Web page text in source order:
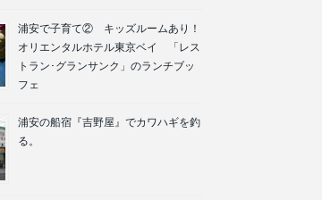
浦安で子育て② キッズルームあり！
オリエンタルホテル東京ベイ 「レス
トラン･グランサンク」のランチブッ
フェ
浦安の船宿『吉野屋』でカワハギを釣
る。